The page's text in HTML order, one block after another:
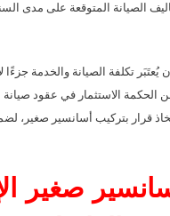
الصيانة المتوقعة على مدى
تكلفة الصيانة والخدمة جزءًا
الحكمة الاستثمار في عقود صيانة
قرار بتركيب أسانسير صغير،
صغير